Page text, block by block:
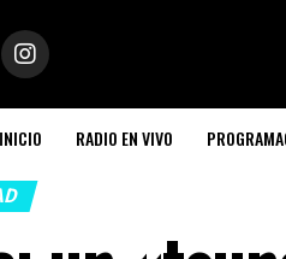
INICIO RADIO EN VIVO